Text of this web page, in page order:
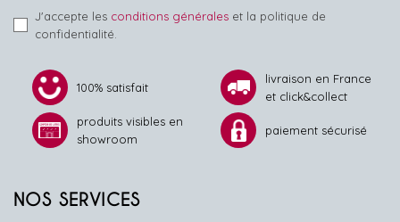
J'accepte les conditions générales et la politique de
confidentialité.
100% satisfait
livraison en France
et click&collect
produits visibles en
showroom
paiement sécurisé
NOS SERVICES